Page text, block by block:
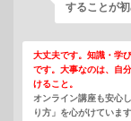
することが
大丈夫です。知識・学
です。大事なのは、自
けること。
オンライン講座も安心
り方」を心がけています